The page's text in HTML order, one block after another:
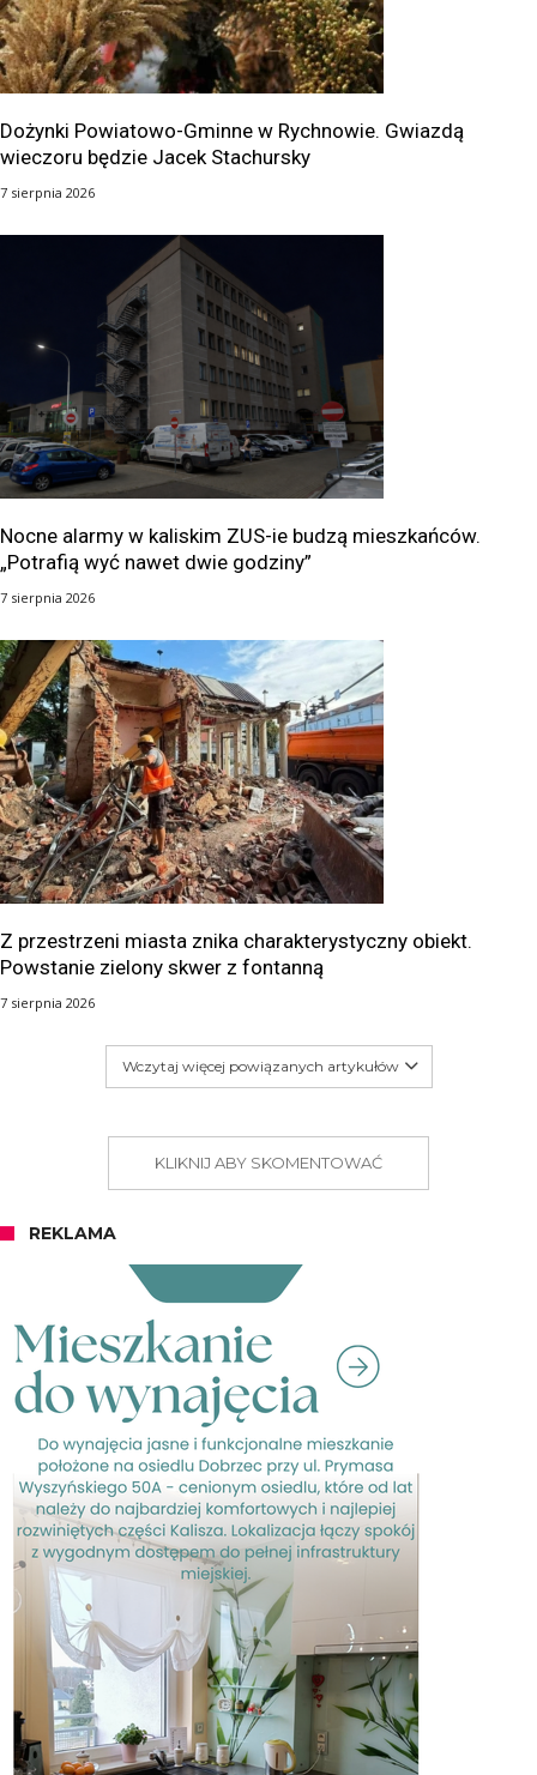
Dożynki Powiatowo-Gminne w Rychnowie. Gwiazdą
wieczoru będzie Jacek Stachursky
7 sierpnia 2026
Nocne alarmy w kaliskim ZUS-ie budzą mieszkańców.
„Potrafią wyć nawet dwie godziny”
7 sierpnia 2026
Z przestrzeni miasta znika charakterystyczny obiekt.
Powstanie zielony skwer z fontanną
7 sierpnia 2026
Wczytaj więcej powiązanych artykułów
KLIKNIJ ABY SKOMENTOWAĆ
REKLAMA